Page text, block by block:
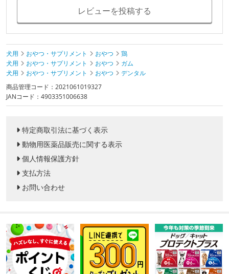
レビューを投稿する
犬用 おやつ・サプリメント おやつ
鶏
犬用
おやつ・サプリメント おやつ
ガム
犬用
おやつ・サプリメント おやつ
デンタル
商品管理コード：2021061019327
JANコード：4903351006638
特定商取引法に基づく表示
動物用医薬品販売に関する表示
個人情報保護方針
支払方法
お問い合わせ